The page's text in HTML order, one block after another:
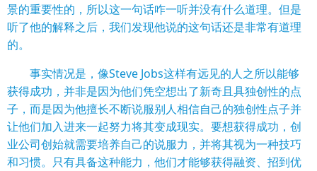
景的重要性的，所以这一句话咋一听并没有什么道理。但是
听了他的解释之后，我们发现他说的这句话还是非常有道理
的。
事实情况是，像Steve Jobs这样有远见的人之所以能够
获得成功，并非是因为他们凭空想出了新奇且具独创性的点
子，而是因为他擅长不断说服别人相信自己的独创性点子并
让他们加入进来一起努力将其变成现实。要想获得成功，创
业公司创始就需要培养自己的说服力，并将其视为一种技巧
和习惯。只有具备这种能力，他们才能够获得融资、招到优